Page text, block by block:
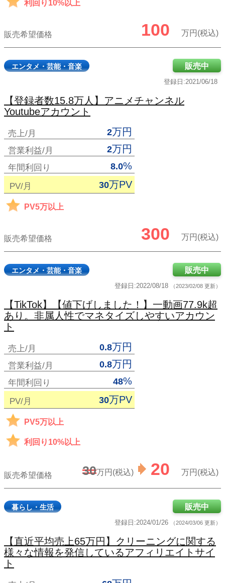
利回り10%以上
販売希望価格 100 万円(税込)
エンタメ・芸能・音楽
登録日:2021/06/18
販売中
【登録者数15.8万人】アニメチャンネル
Youtubeアカウント
売上/月 2万円
営業利益/月 2万円
年間利回り 8.0%
PV/月 30万PV
PV5万以上
販売希望価格 300 万円(税込)
エンタメ・芸能・音楽
登録日:2022/08/18 （2023/02/08 更新）
販売中
【TikTok】【値下げしました！】一動画77.9k超
あり。非属人性でマネタイズしやすいアカウン
ト
売上/月 0.8万円
営業利益/月 0.8万円
年間利回り 48%
PV/月 30万PV
PV5万以上
利回り10%以上
販売希望価格 30万円(税込) 20 万円(税込)
暮らし・生活
登録日:2024/01/26 （2024/03/06 更新）
販売中
【直近平均売上65万円】クリーニングに関する
様々な情報を発信しているアフィリエイトサイ
ト